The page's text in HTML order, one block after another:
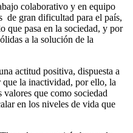
colaborativo y en equipo
de gran dificultad para el país,
que pasa en la sociedad, y por
a la solución de la
actitud positiva, dispuesta a
la inactividad, por ello, la
que como sociedad
en los niveles de vida que